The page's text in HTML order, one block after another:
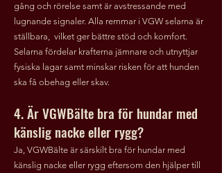
gång och rörelse samt är avstressande med
lugnande signaler. Alla remmar i VGW selarna är
ställbara, vilket ger bättre stöd och komfort.
Selarna fördelar krafterna jämnare och utnyttjar
fysiska lagar samt minskar risken för att hunden
ska få obehag eller skav.
4. Är VGWBälte bra för hundar med
känslig nacke eller rygg?
Ja, VGWBälte är särskilt bra för hundar med
känslig nacke eller rygg eftersom den hjälper till